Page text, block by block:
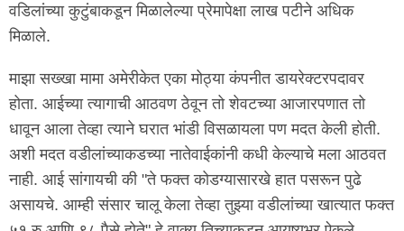
वडिलांच्या कुटुंबाकडून मिळालेल्या प्रेमापेक्षा लाख पटीने अधिक
मिळाले.
माझा सख्खा मामा अमेरीकेत एका मोठ्या कंपनीत डायरेक्टरपदावर
होता. आईच्या त्यागाची आठवण ठेवून तो शेवटच्या आजारपणात तो
धावून आला तेव्हा त्याने घरात भांडी विसळायला पण मदत केली होती.
अशी मदत वडीलांच्याकडच्या नातेवाईकांनी कधी केल्याचे मला आठवत
नाही. आई सांगायची की "ते फक्त कोडग्यासारखे हात पसरून पुढे
असायचे. आम्ही संसार चालू केला तेव्हा तुझ्या वडीलांच्या खात्यात फक्त